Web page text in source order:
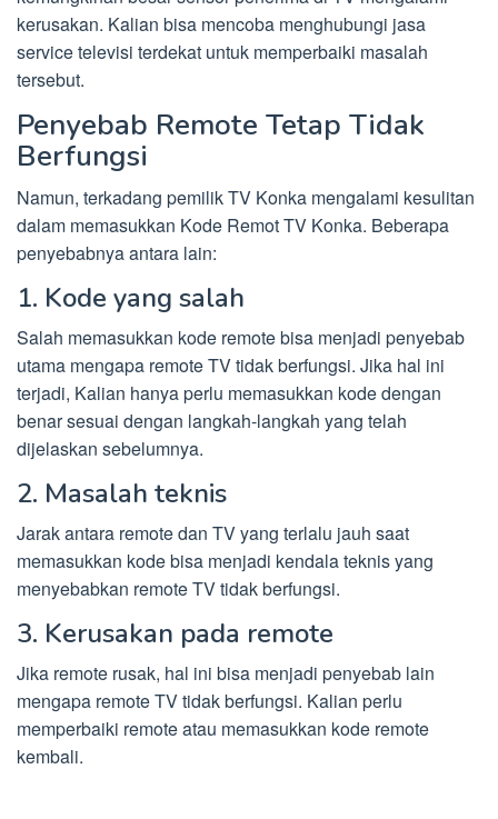
kerusakan. Kalian bisa mencoba menghubungi jasa
service televisi terdekat untuk memperbaiki masalah
tersebut.
Penyebab Remote Tetap Tidak
Berfungsi
Namun, terkadang pemilik TV Konka mengalami kesulitan
dalam memasukkan Kode Remot TV Konka. Beberapa
penyebabnya antara lain:
1. Kode yang salah
Salah memasukkan kode remote bisa menjadi penyebab
utama mengapa remote TV tidak berfungsi. Jika hal ini
terjadi, Kalian hanya perlu memasukkan kode dengan
benar sesuai dengan langkah-langkah yang telah
dijelaskan sebelumnya.
2. Masalah teknis
Jarak antara remote dan TV yang terlalu jauh saat
memasukkan kode bisa menjadi kendala teknis yang
menyebabkan remote TV tidak berfungsi.
3. Kerusakan pada remote
Jika remote rusak, hal ini bisa menjadi penyebab lain
mengapa remote TV tidak berfungsi. Kalian perlu
memperbaiki remote atau memasukkan kode remote
kembali.